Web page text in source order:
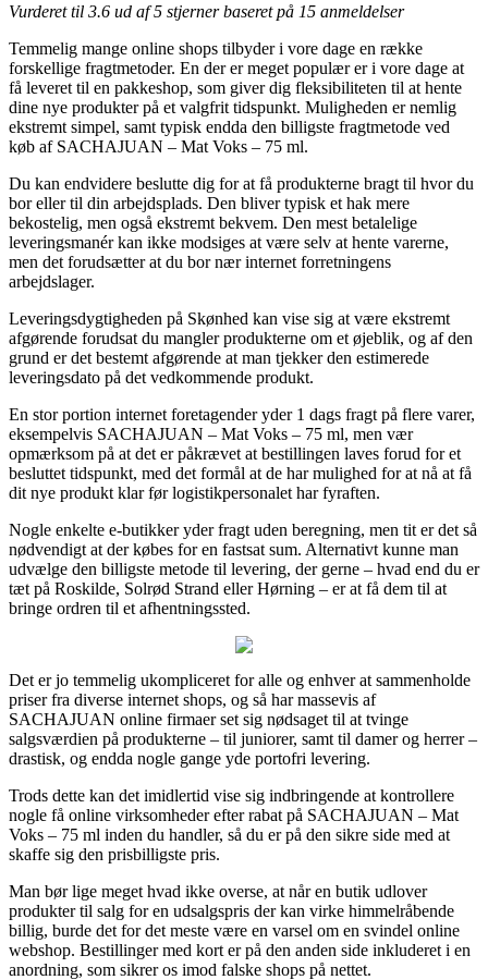
Vurderet til 3.6 ud af 5 stjerner baseret på 15 anmeldelser
Temmelig mange online shops tilbyder i vore dage en række
forskellige fragtmetoder. En der er meget populær er i vore dage at
få leveret til en pakkeshop, som giver dig fleksibiliteten til at hente
dine nye produkter på et valgfrit tidspunkt. Muligheden er nemlig
ekstremt simpel, samt typisk endda den billigste fragtmetode ved
køb af SACHAJUAN – Mat Voks – 75 ml.
Du kan endvidere beslutte dig for at få produkterne bragt til hvor du
bor eller til din arbejdsplads. Den bliver typisk et hak mere
bekostelig, men også ekstremt bekvem. Den mest betalelige
leveringsmanér kan ikke modsiges at være selv at hente varerne,
men det forudsætter at du bor nær internet forretningens
arbejdslager.
Leveringsdygtigheden på Skønhed kan vise sig at være ekstremt
afgørende forudsat du mangler produkterne om et øjeblik, og af den
grund er det bestemt afgørende at man tjekker den estimerede
leveringsdato på det vedkommende produkt.
En stor portion internet foretagender yder 1 dags fragt på flere varer,
eksempelvis SACHAJUAN – Mat Voks – 75 ml, men vær
opmærksom på at det er påkrævet at bestillingen laves forud for et
besluttet tidspunkt, med det formål at de har mulighed for at nå at få
dit nye produkt klar før logistikpersonalet har fyraften.
Nogle enkelte e-butikker yder fragt uden beregning, men tit er det så
nødvendigt at der købes for en fastsat sum. Alternativt kunne man
udvælge den billigste metode til levering, der gerne – hvad end du er
tæt på Roskilde, Solrød Strand eller Hørning – er at få dem til at
bringe ordren til et afhentningssted.
Det er jo temmelig ukompliceret for alle og enhver at sammenholde
priser fra diverse internet shops, og så har massevis af
SACHAJUAN online firmaer set sig nødsaget til at tvinge
salgsværdien på produkterne – til juniorer, samt til damer og herrer –
drastisk, og endda nogle gange yde portofri levering.
Trods dette kan det imidlertid vise sig indbringende at kontrollere
nogle få online virksomheder efter rabat på SACHAJUAN – Mat
Voks – 75 ml inden du handler, så du er på den sikre side med at
skaffe sig den prisbilligste pris.
Man bør lige meget hvad ikke overse, at når en butik udlover
produkter til salg for en udsalgspris der kan virke himmelråbende
billig, burde det for det meste være en varsel om en svindel online
webshop. Bestillinger med kort er på den anden side inkluderet i en
anordning, som sikrer os imod falske shops på nettet.